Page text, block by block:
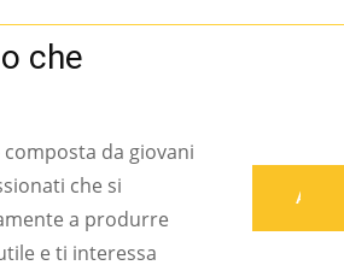
che
da giovani
che si
a produrre
e ti interessa